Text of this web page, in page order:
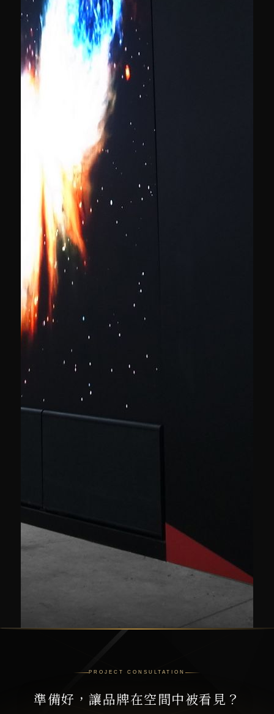
PROJECT CONSULTATION
準備好，讓品牌在空間中被看見？